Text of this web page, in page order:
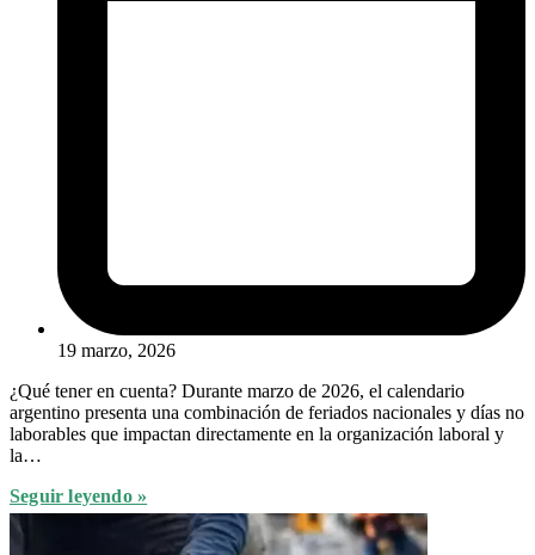
19 marzo, 2026
¿Qué tener en cuenta? Durante marzo de 2026, el calendario
argentino presenta una combinación de feriados nacionales y días no
laborables que impactan directamente en la organización laboral y
la…
Seguir leyendo »